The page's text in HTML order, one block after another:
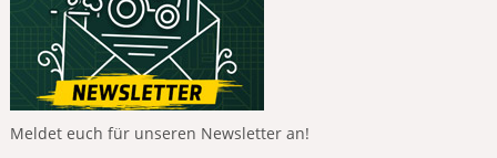
Meldet euch für unseren Newsletter an!